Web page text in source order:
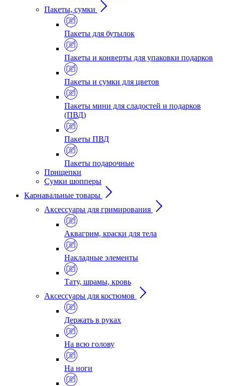
Пакеты, сумки
Пакеты для бутылок
Пакеты и конверты для упаковки подарков
Пакеты и сумки для цветов
Пакеты мини для сладостей и подарков
(ПВД)
Пакеты ПВД
Пакеты подарочные
Прищепки
Сумки шопперы
Карнавальные товары
Аксессуары для гримирования
Аквагрим, краски для тела
Накладные элементы
Тату, шрамы, кровь
Аксессуары для костюмов
Держать в руках
На всю голову
На ноги